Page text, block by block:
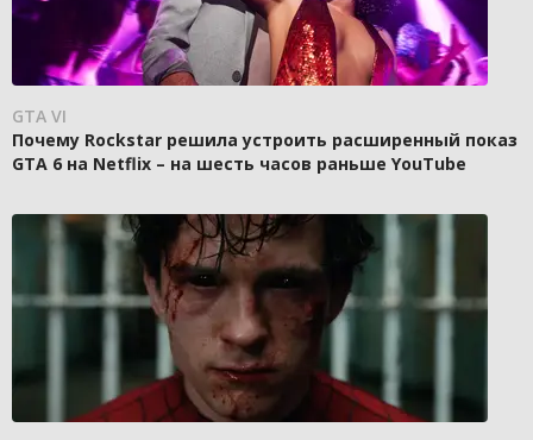
GTA VI
Почему Rockstar решила устроить расширенный показ
GTA 6 на Netflix – на шесть часов раньше YouTube